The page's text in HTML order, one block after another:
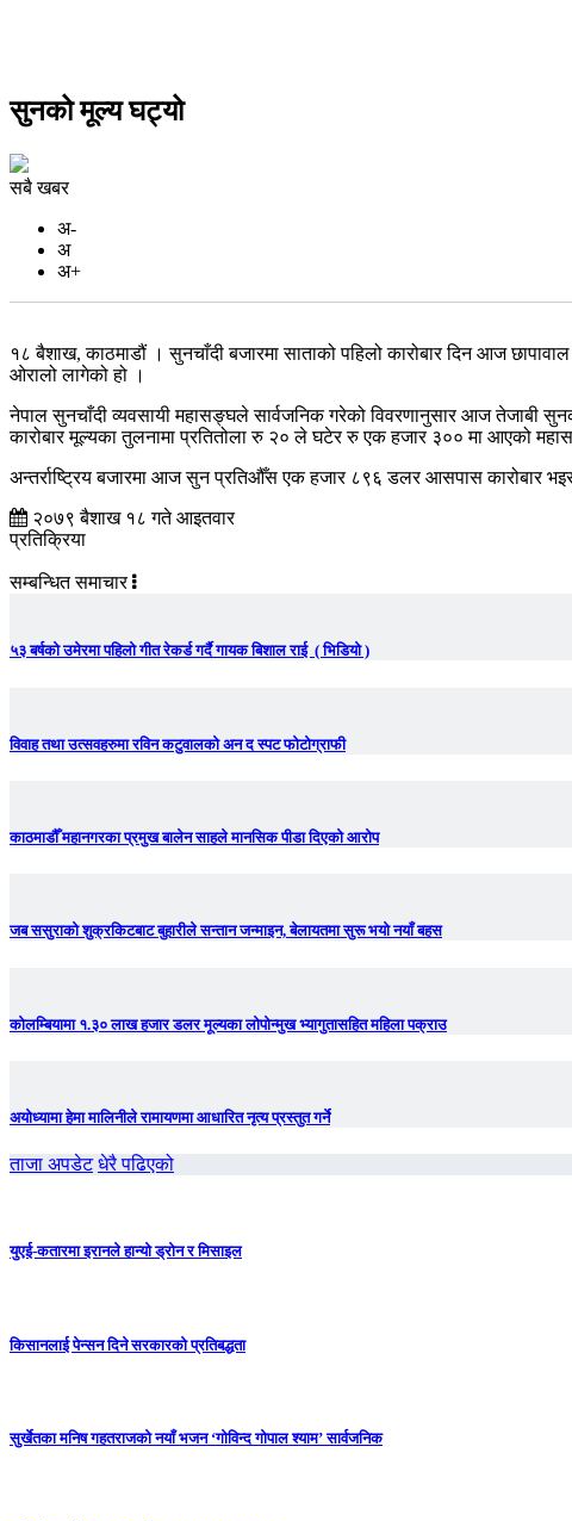
सुनको मूल्य घट्यो
सबै खबर
अ-
अ
अ+
१८ बैशाख, काठमाडौं । सुनचाँदी बजारमा साताको पहिलो कारोबार दिन आज
ओरालो लागेको हो ।
नेपाल सुनचाँदी व्यवसायी महासङ्घले सार्वजनिक गरेको विवरणानुसार आज तेजाबी
कारोबार मूल्यका तुलनामा प्रतितोला रु २० ले घटेर रु एक हजार ३०० मा आएको
अन्तर्राष्ट्रिय बजारमा आज सुन प्रतिऔँस एक हजार ८९६ डलर आसपास कारोबार
२०७९ बैशाख १८ गते आइतवार
प्रतिक्रिया
सम्बन्धित समाचार
५३ बर्षको उमेरमा पहिलो गीत रेकर्ड गर्दै गायक बिशाल राई ( भिडियो )
विवाह तथा उत्सवहरुमा रविन कटुवालको अन द स्पट फोटोग्राफी
काठमाडौँ महानगरका प्रमुख बालेन साहले मानसिक पीडा दिएको आरोप
जब ससुराको शुक्रकिटबाट बुहारीले सन्तान जन्माइन, बेलायतमा सुरू भयो नयाँ बहस
कोलम्बियामा १.३० लाख हजार डलर मूल्यका लोपोन्मुख भ्यागुतासहित महिला पक्राउ
अयोध्यामा हेमा मालिनीले रामायणमा आधारित नृत्य प्रस्तुत गर्ने
ताजा अपडेट धेरै पढिएको
युएई-कतारमा इरानले हान्यो ड्रोन र मिसाइल
किसानलाई पेन्सन दिने सरकारको प्रतिबद्धता
सुर्खेतका मनिष गहतराजको नयाँ भजन ‘गोविन्द गोपाल श्याम’ सार्वजनिक